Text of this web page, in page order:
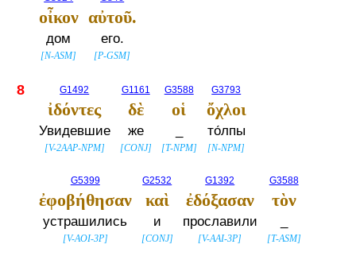
οἶκον
дом
[N-ASM]
αὐτοῦ.
его.
[P-GSM]
8 G1492
ἰδόντες
Увидевшие
[V-2AAP-NPM]
G1161
δὲ
же
[CONJ]
G3588
οἱ
[T-NPM]
G3793
ὄχλοι
то́лпы
[N-NPM]
G5399
ἐφοβήθησαν
устрашились
[V-AOI-3P]
G2532
καὶ
и
[CONJ]
G1392
ἐδόξασαν
прославили
[V-AAI-3P]
G3588
τὸν
[T-ASM]